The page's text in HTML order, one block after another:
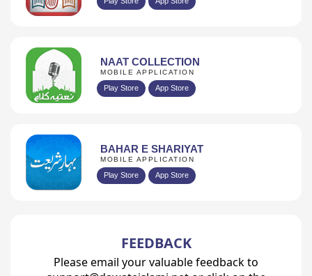
NAAT COLLECTION
MOBILE APPLICATION
Play Store App Store
BAHAR E SHARIYAT
MOBILE APPLICATION
Play Store App Store
FEEDBACK
Please email your valuable feedback to